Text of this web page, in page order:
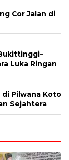
Cor Jalan di
Luka Ringan
di Pilwana Koto
Sejahtera